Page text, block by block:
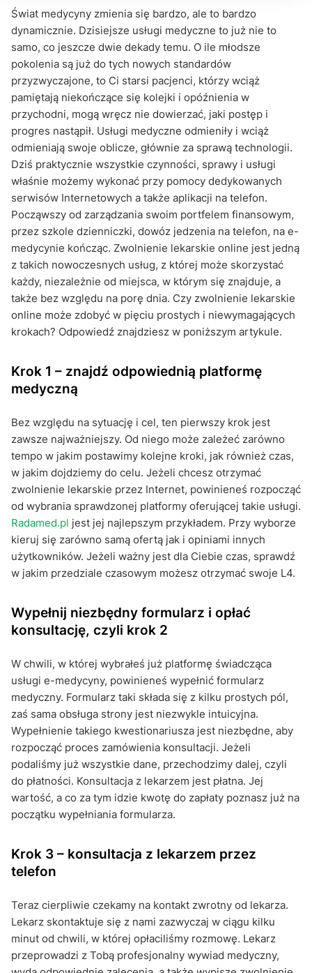
czyli odpoczynek i regeneracja
Podsumowanie
Świat medycyny zmienia się bardzo, ale to bardzo
dynamicznie. Dzisiejsze usługi medyczne to już nie to
samo, co jeszcze dwie dekady temu. O ile młodsze
pokolenia są już do tych nowych standardów
przyzwyczajone, to Ci starsi pacjenci, którzy wciąż
pamiętają niekończące się kolejki i opóźnienia w
przychodni, mogą wręcz nie dowierzać, jaki postęp i
progres nastąpił. Usługi medyczne odmieniły i wciąż
odmieniają swoje oblicze, głównie za sprawą technologii.
Dziś praktycznie wszystkie czynności, sprawy i usługi
właśnie możemy wykonać przy pomocy dedykowanych
serwisów Internetowych a także aplikacji na telefon.
Począwszy od zarządzania swoim portfelem finansowym,
przez szkole dzienniczki, dowóz jedzenia na telefon, na e-
medycynie kończąc. Zwolnienie lekarskie online jest jedną
z takich nowoczesnych usług, z której może skorzystać
każdy, niezależnie od miejsca, w którym się znajduje, a
także bez względu na porę dnia. Czy zwolnienie lekarskie
online może zdobyć w pięciu prostych i niewymagających
krokach? Odpowiedź znajdziesz w poniższym artykule.
Krok 1 – znajdź odpowiednią platformę
medyczną
Bez względu na sytuację i cel, ten pierwszy krok jest
zawsze najważniejszy. Od niego może zależeć zarówno
tempo w jakim postawimy kolejne kroki, jak również czas,
w jakim dojdziemy do celu. Jeżeli chcesz otrzymać
zwolnienie lekarskie przez Internet, powinieneś rozpocząć
od wybrania sprawdzonej platformy oferującej takie usługi.
Radamed.pl jest jej najlepszym przykładem. Przy wyborze
kieruj się zarówno samą ofertą jak i opiniami innych
użytkowników. Jeżeli ważny jest dla Ciebie czas, sprawdź
w jakim przedziale czasowym możesz otrzymać swoje L4.
Wypełnij niezbędny formularz i opłać
konsultację, czyli krok 2
W chwili, w której wybrałeś już platformę świadcząca
usługi e-medycyny, powinieneś wypełnić formularz
medyczny. Formularz taki składa się z kilku prostych pól,
zaś sama obsługa strony jest niezwykle intuicyjna.
Wypełnienie takiego kwestionariusza jest niezbędne, aby
rozpocząć proces zamówienia konsultacji. Jeżeli
podaliśmy już wszystkie dane, przechodzimy dalej, czyli
do płatności. Konsultacja z lekarzem jest płatna. Jej
wartość, a co za tym idzie kwotę do zapłaty poznasz już na
początku wypełniania formularza.
Krok 3 – konsultacja z lekarzem przez
telefon
Teraz cierpliwie czekamy na kontakt zwrotny od lekarza.
Lekarz skontaktuje się z nami zazwyczaj w ciągu kilku
minut od chwili, w której opłaciliśmy rozmowę. Lekarz
przeprowadzi z Tobą profesjonalny wywiad medyczny,